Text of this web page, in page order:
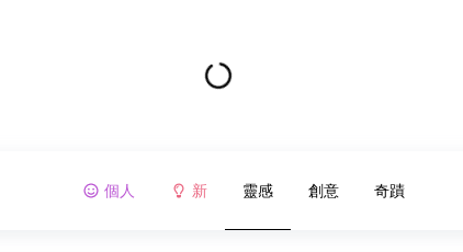
個人 新 靈感 創意 奇蹟